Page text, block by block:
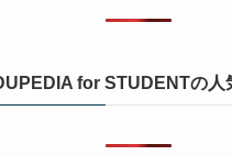
for STUDENTの人